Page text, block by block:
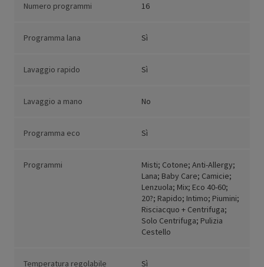
Numero programmi 16
Programma lana Sì
Lavaggio rapido Sì
Lavaggio a mano No
Programma eco Sì
Programmi
Misti; Cotone; Anti-Allergy;
Lana; Baby Care; Camicie;
Lenzuola; Mix; Eco 40-60;
20?; Rapido; Intimo; Piumini;
Risciacquo + Centrifuga;
Solo Centrifuga; Pulizia
Cestello
Temperatura regolabile Sì